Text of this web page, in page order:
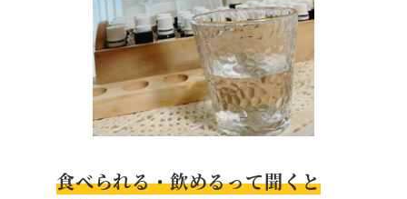
食べられる・飲めるって聞くと